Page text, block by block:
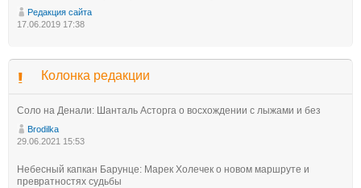
Редакция сайта
17.06.2019 17:38
Колонка редакции
Соло на Денали: Шанталь Асторга о восхождении с лыжами и без
Brodilka
29.06.2021 15:53
Небесный капкан Барунце: Марек Холечек о новом маршруте и
превратностях судьбы